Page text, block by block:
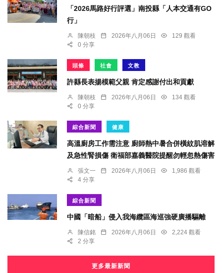
「2026馬路好行評選」南投縣「人本交通有GO
行」
陳朝枝 2026年八月06日
129 觀看
0 分享
頭條 社會 文教
許縣長表揚模範父親 肯定感謝付出和貢獻
陳朝枝 2026年八月06日
134 觀看
0 分享
綜合新聞 健康
高溫廚房工作需注意 廚師熱中暑合併橫紋肌溶解
及急性腎損傷 衛福部嘉義醫院提醒勿輕忽熱傷害
張文一 2026年八月06日
1,986 觀看
4 分享
綜合新聞
中國「暗船」侵入我海纜區海巡強硬廣播驅離
陳信銘 2026年八月06日
2,224 觀看
2 分享
更多最新新聞